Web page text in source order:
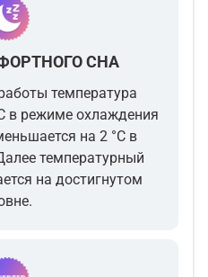
СНА
температура
в режиме охлаждения
на 2 °С в
температурный
на достигнутом